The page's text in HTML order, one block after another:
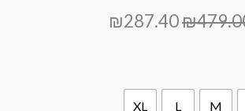
₪המחיר
₪479.00.
₪287.40
המחיר
M
XL